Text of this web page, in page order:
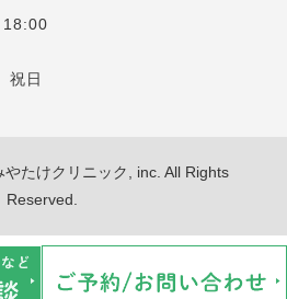
祝日
たけクリニック, inc. All Rights
Reserved.